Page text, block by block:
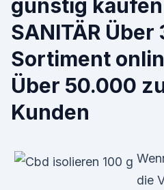
günstig kaufen
SANITÄR
Sortiment
Über 50.000
Kunden
die